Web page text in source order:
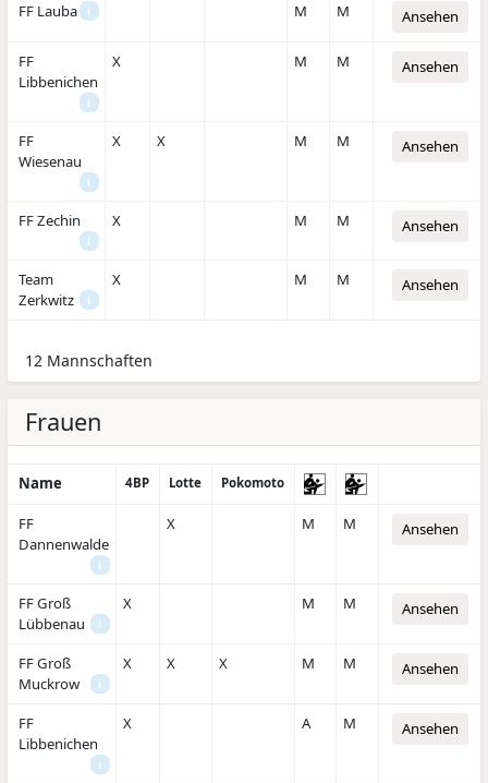
FF Lauba i M M Ansehen
FF
Libbenichen
i
X M M Ansehen
FF
Wiesenau
i
X X M M Ansehen
FF Zechin
i
X M M Ansehen
Team
Zerkwitz
i
X M M Ansehen
12 Mannschaften
Frauen
Name 4BP Lotte Pokomoto
FF
Dannenwalde
i
X M M Ansehen
FF Groß
Lübbenau
i
X M M Ansehen
FF Groß
Muckrow
i
X X X M M Ansehen
FF
Libbenichen
i
X A M Ansehen